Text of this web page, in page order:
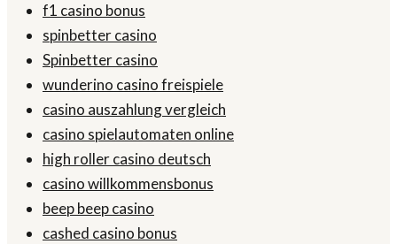
f1 casino bonus
spinbetter casino
Spinbetter casino
wunderino casino freispiele
casino auszahlung vergleich
casino spielautomaten online
high roller casino deutsch
casino willkommensbonus
beep beep casino
cashed casino bonus